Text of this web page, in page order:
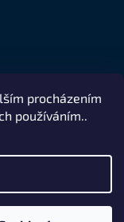
procházením
používáním..
Shoptet